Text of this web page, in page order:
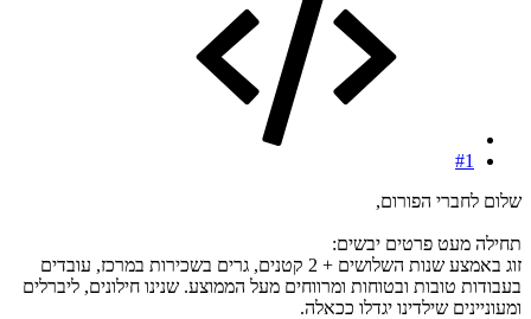
#1
שלום לחברי הפורום,
תחילה מעט פרטים יבשים:
זוג באמצע שנות השלושים + 2 קטנים, גרים בשכירות במרכז, עובדים
בעבודות טובות ובטוחות ומרווחים מעל הממוצע. שנינו חילונים, ליברלים
ומעוניינים שילדינו יגדלו ככאלה.